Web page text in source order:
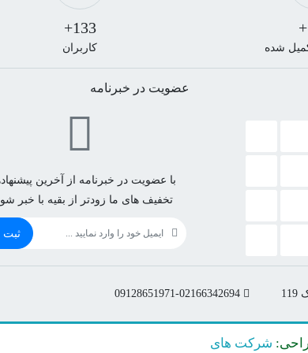
شده
133+
کاربران
عضویت در خبرنامه
با عضویت در خبرنامه از آخرین
تخفیف های ما زودتر از بقیه با خبر
ثبت
09128651971-02166342694
شرکت های